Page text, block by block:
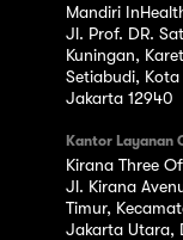
Mandiri
Jl. Prof. DR.
Kuningan,
Setiabudi,
Jakarta 12940
Kantor Layanan
Kirana Three
Jl. Kirana
Timur,
Jakarta Utara,